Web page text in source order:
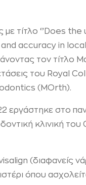
με τίτλο ‘’Does
accuracy in
τον τίτλο
του Royal
(MOrth).
εργάστηκε στο
κλινική
(διαφανείς
όπου